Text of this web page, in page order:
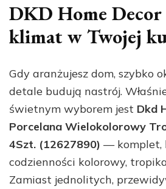
DKD Home
klimat w Twojej
Gdy aranżujesz dom, szybko
detale budują nastrój.
świetnym wyborem jest Dkd
Porcelana Wielokolorowy
4Szt. (12627890) — komplet,
codzienności kolorowy,
Zamiast jednolitych,